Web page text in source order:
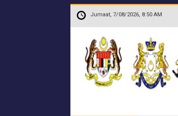
Langkau ke kandungan utama
. Jumaat, 7/08/2026, 8:50 AM